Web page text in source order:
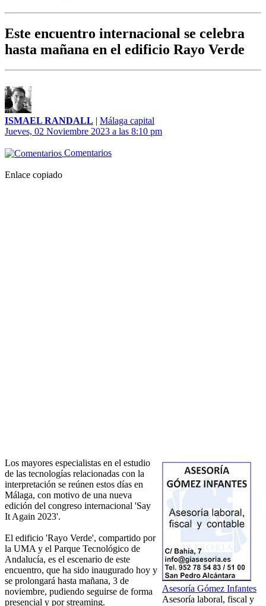
Este encuentro internacional se celebra
hasta mañana en el edificio Rayo Verde
ISMAEL RANDALL | Málaga capital
Jueves, 02 Noviembre 2023 a las 8:10 pm
Comentarios
Enlace copiado
Asesoría Gómez Infantes
Asesoría laboral, fiscal y
Los mayores especialistas en el estudio
de las tecnologías relacionadas con la
interpretación se reúnen estos días en
Málaga, con motivo de una nueva
edición del congreso internacional 'Say
It Again 2023'.
El edificio 'Rayo Verde', compartido por
la UMA y el Parque Tecnológico de
Andalucía, es el escenario de este
encuentro, que ha sido inaugurado hoy y
se prolongará hasta mañana, 3 de
noviembre, pudiendo seguirse de forma
presencial y por streaming.